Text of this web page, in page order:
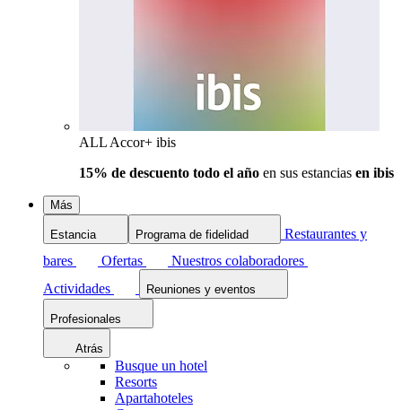
ALL Accor+ ibis
15% de descuento todo el año en sus estancias en ibis
Más
Estancia Programa de fidelidad
Restaurantes y
bares
Ofertas
Nuestros colaboradores
Actividades
Reuniones y eventos
Profesionales
Atrás
Busque un hotel
Resorts
Apartahoteles